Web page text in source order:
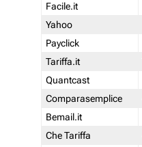
Facile.it
Yahoo
Payclick
Tariffa.it
Quantcast
Comparasemplice
Bemail.it
Che Tariffa